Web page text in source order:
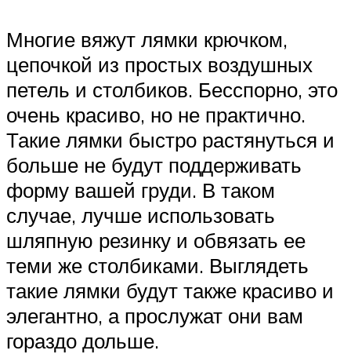
Многие вяжут лямки крючком,
цепочкой из простых воздушных
петель и столбиков. Бесспорно, это
очень красиво, но не практично.
Такие лямки быстро растянуться и
больше не будут поддерживать
форму вашей груди. В таком
случае, лучше использовать
шляпную резинку и обвязать ее
теми же столбиками. Выглядеть
такие лямки будут также красиво и
элегантно, а прослужат они вам
гораздо дольше.